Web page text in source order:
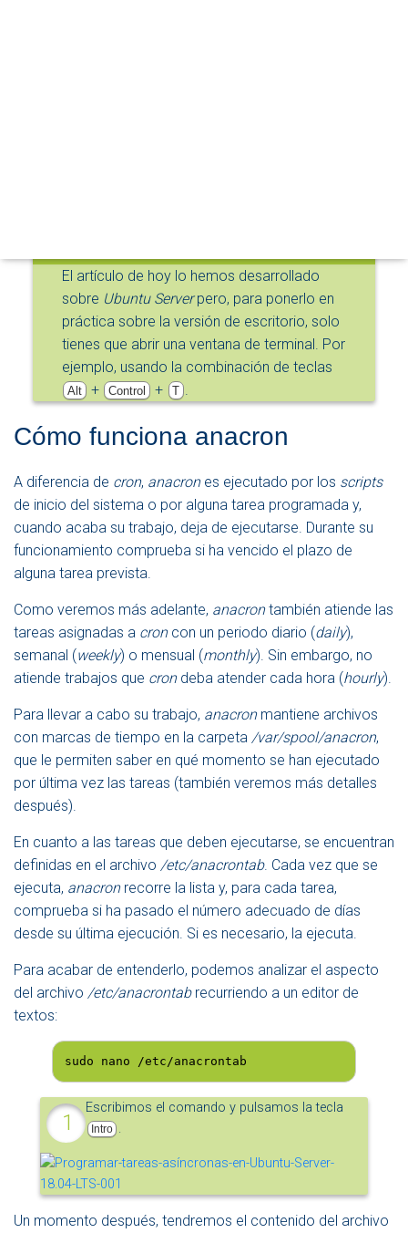
El artículo de hoy lo hemos desarrollado
sobre Ubuntu Serverpero, para ponerlo en
práctica sobre la versión de escritorio, solo
tienes que abrir una ventana de terminal. Por
ejemplo, usando la combinación de teclas
Alt + Control + T
Cómo funciona anacron
A diferencia de cron, anacrones ejecutado por los scripts
de inicio del sistema o por alguna tarea programada y,
cuando acaba su trabajo, deja de ejecutarse. Durante su
funcionamiento comprueba si ha vencido el plazo de
alguna tarea prevista.
Como veremos más adelante, anacrontambién atiende las
tareas asignadas a croncon un periodo diario (daily),
semanal (weekly) o mensual (monthly). Sin embargo, no
atiende trabajos que crondeba atender cada hora (hourly).
Para llevar a cabo su trabajo, anacronmantiene archivos
con marcas de tiempo en la carpeta /var/spool/anacron,
que le permiten saber en qué momento se han ejecutado
por última vez las tareas (también veremos más detalles
después).
En cuanto a las tareas que deben ejecutarse, se encuentran
definidas en el archivo /etc/anacrontab. Cada vez que se
ejecuta, anacronrecorre la lista y, para cada tarea,
comprueba si ha pasado el número adecuado de días
desde su última ejecución. Si es necesario, la ejecuta.
Para acabar de entenderlo, podemos analizar el aspecto
del archivo /etc/anacrontabrecurriendo a un editor de
textos:
sudo nano /etc/anacrontab
Escribimos el comando y pulsamos la tecla
Intro .
Un momento después, tendremos el contenido del archivo